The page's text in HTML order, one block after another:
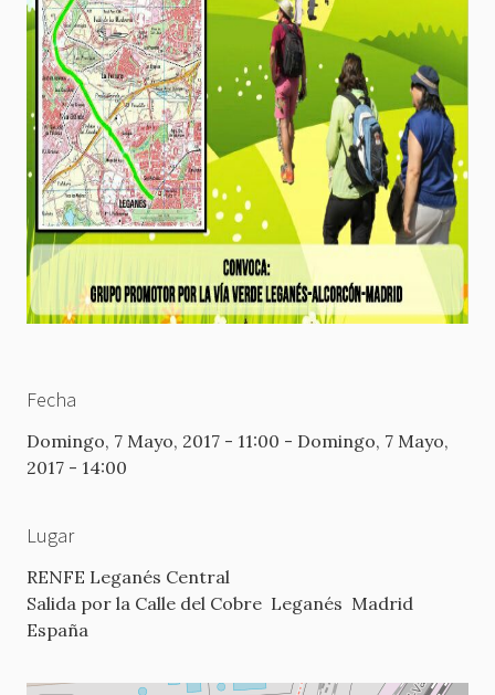
Fecha
Domingo, 7 Mayo, 2017 - 11:00 - Domingo, 7 Mayo,
2017 - 14:00
Lugar
RENFE Leganés Central
Salida por la Calle del Cobre Leganés Madrid
España